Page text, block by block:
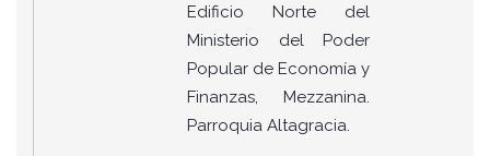
Edificio Norte del
Ministerio del Poder
Popular de Economía y
Finanzas, Mezzanina.
Parroquia Altagracia.